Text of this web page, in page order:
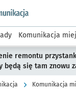
wroclaw.pl
Komunikacja
remontu
będą się tam znowu
Komunikacja